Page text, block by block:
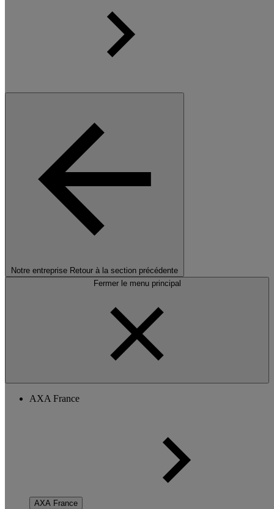
Notre entreprise Retour à la section précédente
Fermer le menu principal
AXA France
AXA France